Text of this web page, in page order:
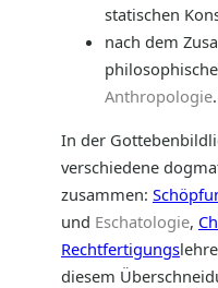
statischen
nach dem
Anthropologie.
In der
verschiedene
zusammen:
und Eschatologie,
Rechtfertigungs
diesem